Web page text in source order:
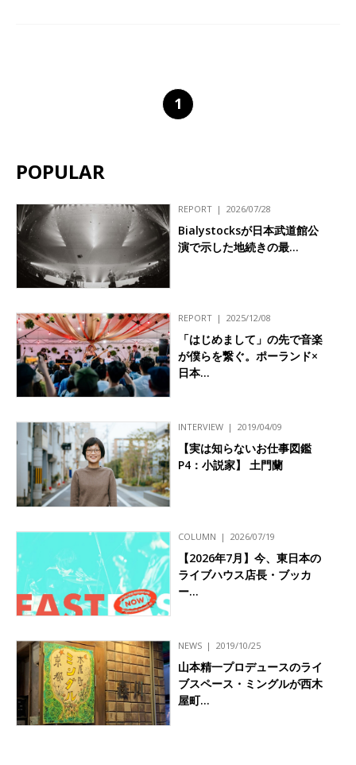
1
POPULAR
REPORT 2026/07/28
Bialystocksが日本武道館公
演で示した地続きの最…
REPORT 2025/12/08
「はじめまして」の先で音楽
が僕らを繋ぐ。ポーランド×
日本…
INTERVIEW 2019/04/09
【実は知らないお仕事図鑑
P4：小説家】 土門蘭
COLUMN 2026/07/19
【2026年7月】今、東日本の
ライブハウス店長・ブッカ
ー…
NEWS 2019/10/25
山本精一プロデュースのライ
ブスペース・ミングルが西木
屋町…